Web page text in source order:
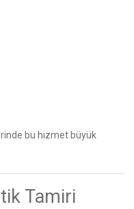
bu hizmet büyük
Tamiri